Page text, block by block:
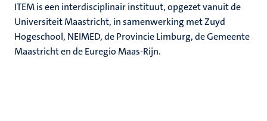
ITEM is een interdisciplinair instituut, opgezet vanuit de
Universiteit Maastricht, in samenwerking met Zuyd
Hogeschool, NEIMED, de Provincie Limburg, de Gemeente
Maastricht en de Euregio Maas-Rijn.